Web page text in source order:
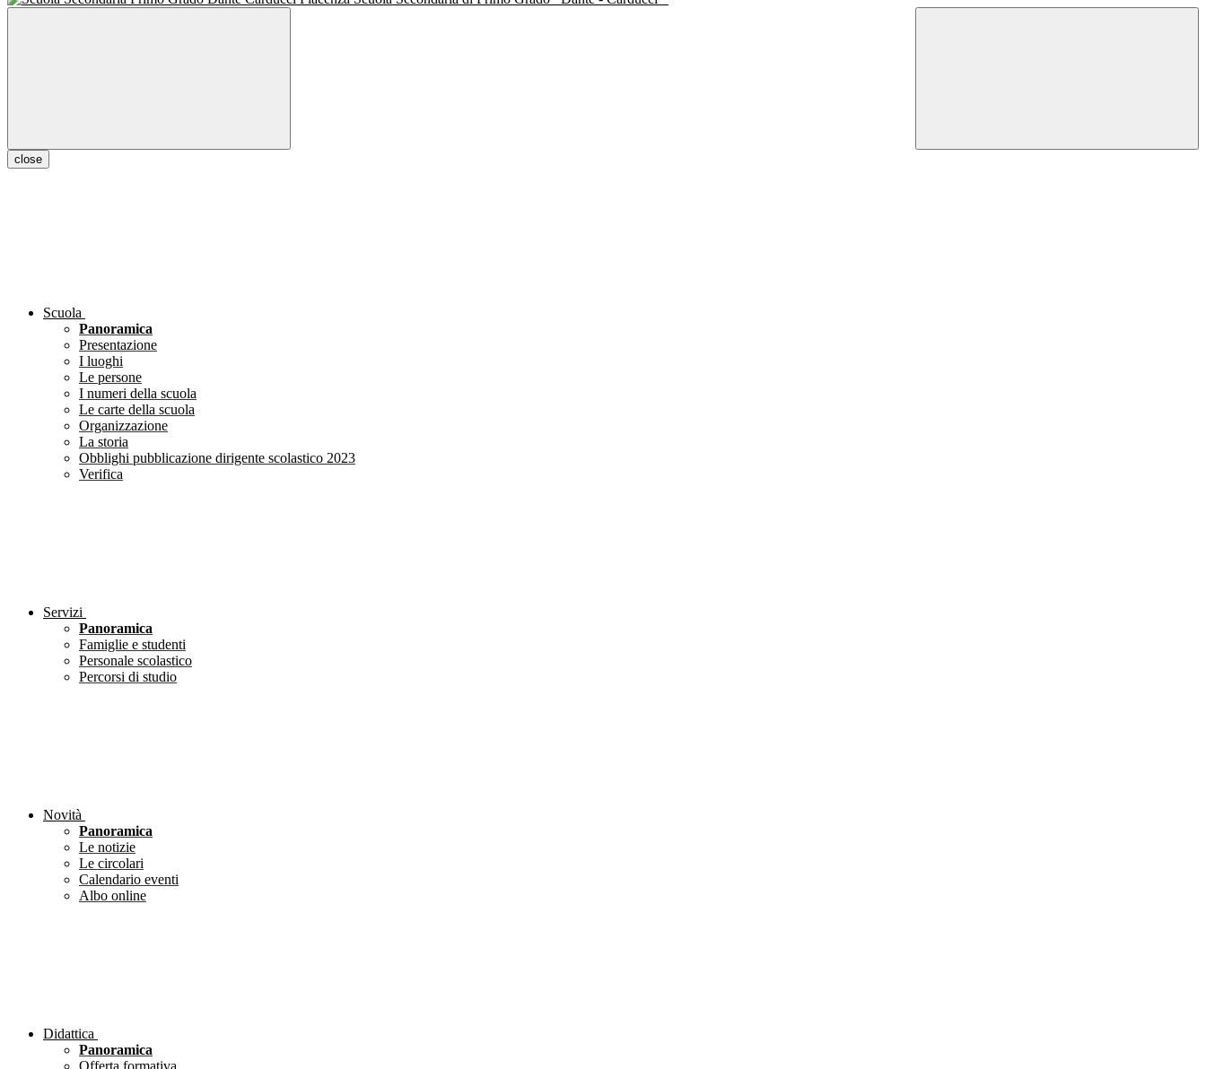
close
Scuola
Panoramica
Presentazione
I luoghi
Le persone
I numeri della scuola
Le carte della scuola
Organizzazione
La storia
Obblighi pubblicazione dirigente scolastico 2023
Verifica
Servizi
Panoramica
Famiglie e studenti
Personale scolastico
Percorsi di studio
Novità
Panoramica
Le notizie
Le circolari
Calendario eventi
Albo online
Didattica
Panoramica